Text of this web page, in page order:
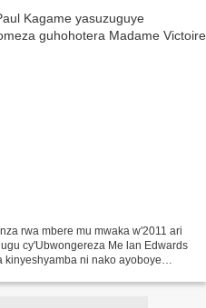
rwa mbere mu mwaka w'2011 ari
cy'Ubwongereza Me lan Edwards
kinyeshyamba ni nako ayoboye